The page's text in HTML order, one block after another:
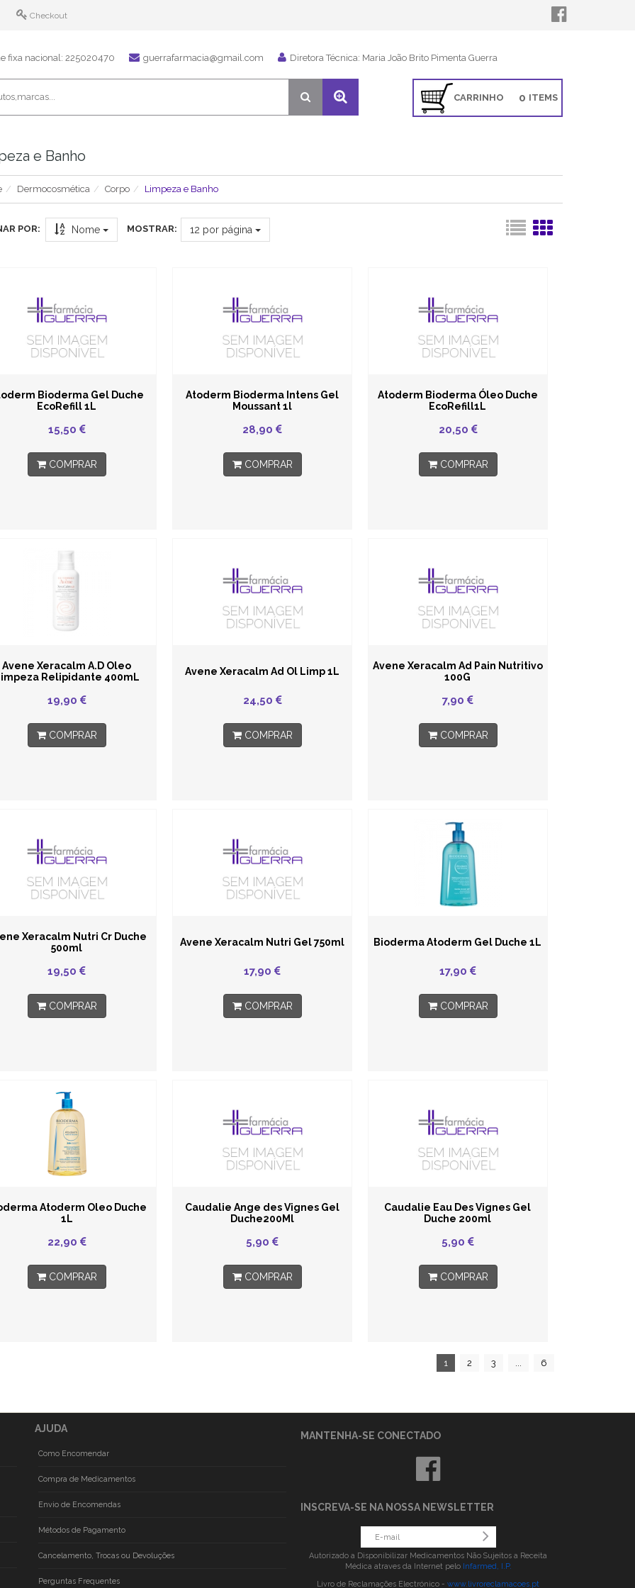
Checkout
fixa nacional: 225020470 guerrafarmacia@gmail.com Diretora Técnica: Maria João Brito Pimenta Guerra
CARRINHO ITEMS
0
e Banho
Dermocosmética Corpo Limpeza e Banho
POR: Nome MOSTRAR: 12 por página
Bioderma Gel Duche
EcoRefill 1L
15,50
COMPRAR
Atoderm Bioderma Intens Gel
Moussant 1l
28,90
COMPRAR
Atoderm Bioderma Óleo Duche
EcoRefill1L
20,50
COMPRAR
Avene Xeracalm A.D Oleo
Relipidante 400mL
19,90
COMPRAR
Avene Xeracalm Ad Ol Limp 1L
24,50
COMPRAR
Avene Xeracalm Ad Pain Nutritivo
100G
7,90
COMPRAR
Xeracalm Nutri Cr Duche
500ml
19,50
COMPRAR
Avene Xeracalm Nutri Gel 750ml
17,90
COMPRAR
Bioderma Atoderm Gel Duche 1L
17,90
COMPRAR
Atoderm Oleo Duche
1L
22,90
COMPRAR
Caudalie Ange des Vignes Gel
Duche200Ml
5,90
COMPRAR
Caudalie Eau Des Vignes Gel
Duche 200ml
5,90
COMPRAR
1 2 3 ... 6
AJUDA
Como Encomendar
Compra de Medicamentos
Envio de Encomendas
Métodos de Pagamento
Cancelamento, Trocas ou Devoluções
Perguntas Frequentes
MANTENHA-SE CONECTADO
INSCREVA-SE NA NOSSA NEWSLETTER
Autorizado a Disponibilizar Medicamentos Não Sujeitos a Receita
Médica atraves da Internet pelo Infarmed, I.P.
Livro de Reclamações Electrónico - www.livroreclamacoes.pt